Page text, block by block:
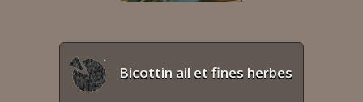
Bicottin ail et fines herbes